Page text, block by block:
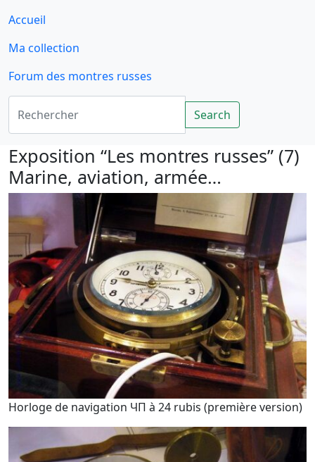
Accueil
Ma collection
Forum des montres russes
Rechercher
Search
Exposition “Les montres russes” (7)
Marine, aviation, armée…
Horloge de navigation ЧП à 24 rubis (première version)